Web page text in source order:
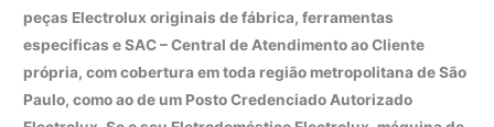
peças Electrolux originais de fábrica, ferramentas
especificas e SAC – Central de Atendimento ao Cliente
própria, com cobertura em toda região metropolitana de São
Paulo, como ao de um Posto Credenciado Autorizado